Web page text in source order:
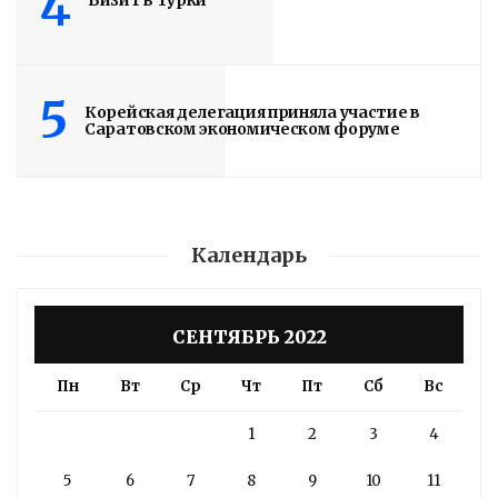
5
Корейская делегация приняла участие в
Саратовском экономическом форуме
Календарь
СЕНТЯБРЬ 2022
Пн Вт Ср Чт Пт Сб Вс
1 2 3 4
5 6 7 8 9 10 11